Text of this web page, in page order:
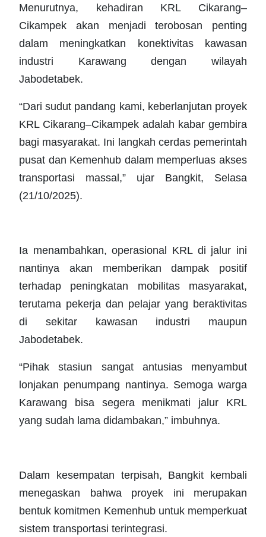
Menurutnya, kehadiran KRL Cikarang–
Cikampek akan menjadi terobosan penting
dalam meningkatkan konektivitas kawasan
industri Karawang dengan wilayah
Jabodetabek.
“Dari sudut pandang kami, keberlanjutan proyek
KRL Cikarang–Cikampek adalah kabar gembira
bagi masyarakat. Ini langkah cerdas pemerintah
pusat dan Kemenhub dalam memperluas akses
transportasi massal,” ujar Bangkit, Selasa
(21/10/2025).
Ia menambahkan, operasional KRL di jalur ini
nantinya akan memberikan dampak positif
terhadap peningkatan mobilitas masyarakat,
terutama pekerja dan pelajar yang beraktivitas
di sekitar kawasan industri maupun
Jabodetabek.
“Pihak stasiun sangat antusias menyambut
lonjakan penumpang nantinya. Semoga warga
Karawang bisa segera menikmati jalur KRL
yang sudah lama didambakan,” imbuhnya.
Dalam kesempatan terpisah, Bangkit kembali
menegaskan bahwa proyek ini merupakan
bentuk komitmen Kemenhub untuk memperkuat
sistem transportasi terintegrasi.